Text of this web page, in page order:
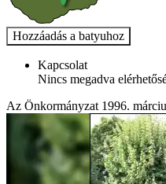
Kapcsolat
Nincs megadva
Az Önkormányzat 1996.